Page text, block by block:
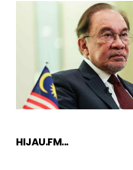
HIJAU.FM...